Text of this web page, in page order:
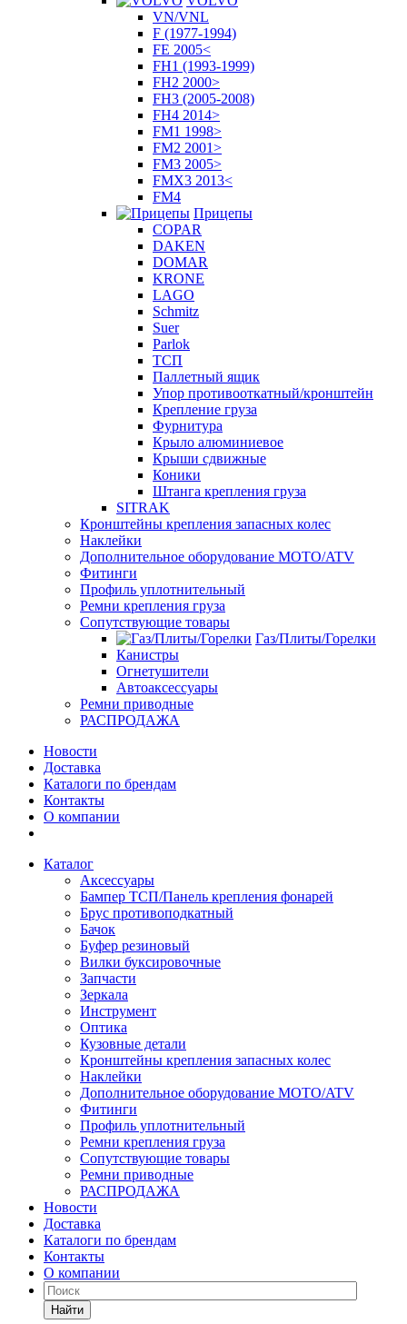
VN/VNL
F (1977-1994)
FE 2005<
FH1 (1993-1999)
FH2 2000>
FH3 (2005-2008)
FH4 2014>
FM1 1998>
FM2 2001>
FM3 2005>
FMX3 2013<
FM4
Прицепы
COPAR
DAKEN
DOMAR
KRONE
LAGO
Schmitz
Suer
Parlok
ТСП
Паллетный ящик
Упор противооткатный/кронштейн
Крепление груза
Фурнитура
Крыло алюминиевое
Крыши сдвижные
Коники
Штанга крепления груза
SITRAK
Кронштейны крепления запасных колес
Наклейки
Дополнительное оборудование MOTO/ATV
Фитинги
Профиль уплотнительный
Ремни крепления груза
Сопутствующие товары
Газ/Плиты/Горелки
Канистры
Огнетушители
Автоаксессуары
Ремни приводные
РАСПРОДАЖА
Новости
Доставка
Каталоги по брендам
Контакты
О компании
Каталог
Аксессуары
Бампер ТСП/Панель крепления фонарей
Брус противоподкатный
Бачок
Буфер резиновый
Вилки буксировочные
Запчасти
Зеркала
Инструмент
Оптика
Кузовные детали
Кронштейны крепления запасных колес
Наклейки
Дополнительное оборудование MOTO/ATV
Фитинги
Профиль уплотнительный
Ремни крепления груза
Сопутствующие товары
Ремни приводные
РАСПРОДАЖА
Новости
Доставка
Каталоги по брендам
Контакты
О компании
Найти